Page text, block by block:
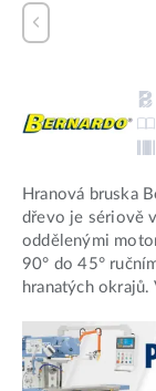
Hranová bruska
dřevo je sériově
oddělenými
90° do 45°
hranatých okrajů.